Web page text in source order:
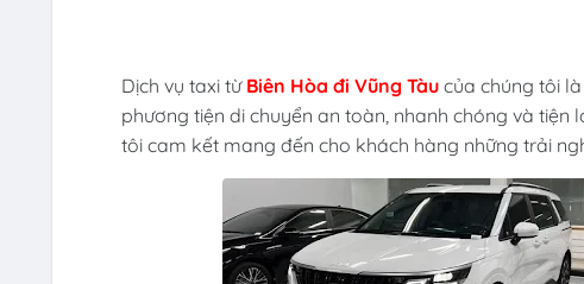
Dịch vụ taxi từ Biên Hòa đi Vũng Tàucủa chúng tôi
phương tiện di chuyển an toàn, nhanh chóng và tiện
tôi cam kết mang đến cho khách hàng những trải